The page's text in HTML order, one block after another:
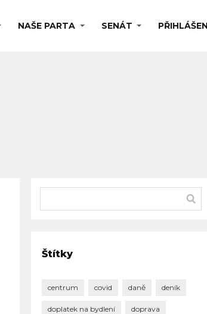
NAŠE PARTA SENÁT
Štítky
centrum covid daně deník
doplatek na bydlení doprava